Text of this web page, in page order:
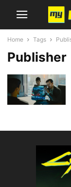
Home Tags
Publisher